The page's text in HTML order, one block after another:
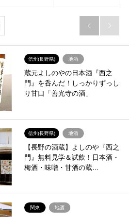
 
信州(長野県) 地酒
蔵元よしのやの日本酒『西之
門』を呑んだ！しっかりずっし
り甘口「善光寺の酒」
信州(長野県) 地酒
【長野の酒蔵】よしのや『西之
門』無料見学＆試飲！日本酒・
梅酒・味噌・甘酒の蔵…
関東 地酒